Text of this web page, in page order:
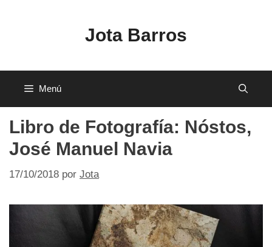
Jota Barros
Menú
Libro de Fotografía: Nóstos,
José Manuel Navia
17/10/2018 por Jota